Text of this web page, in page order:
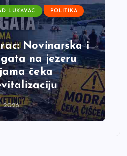
LUKAVAC POLITIKA
Novinarska i
na jezeru
čeka
2026